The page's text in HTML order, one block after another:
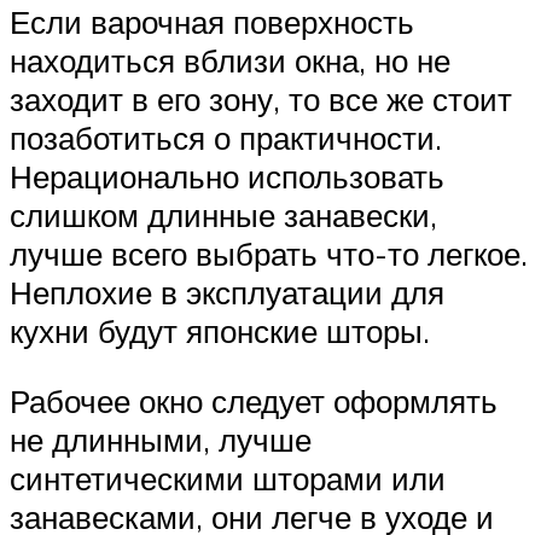
Если варочная поверхность
находиться вблизи окна, но не
заходит в его зону, то все же стоит
позаботиться о практичности.
Нерационально использовать
слишком длинные занавески,
лучше всего выбрать что-то легкое.
Неплохие в эксплуатации для
кухни будут японские шторы.
Рабочее окно следует оформлять
не длинными, лучше
синтетическими шторами или
занавесками, они легче в уходе и